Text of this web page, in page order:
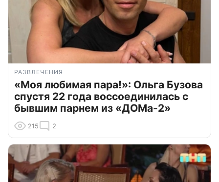
РАЗВЛЕЧЕНИЯ
«Моя любимая пара!»: Ольга Бузова
спустя 22 года воссоединилась с
бывшим парнем из «ДОМа-2»
215 2